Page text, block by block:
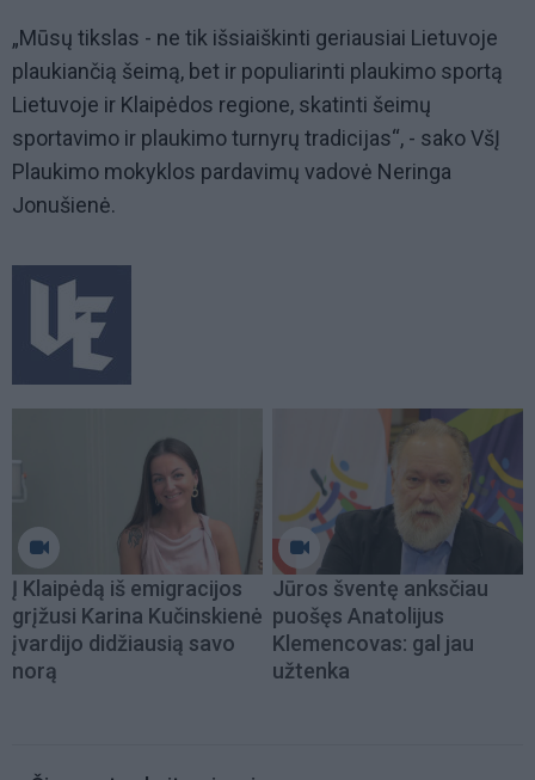
„Mūsų tikslas - ne tik išsiaiškinti geriausiai Lietuvoje
plaukiančią šeimą, bet ir populiarinti plaukimo sportą
Lietuvoje ir Klaipėdos regione, skatinti šeimų
sportavimo ir plaukimo turnyrų tradicijas“, - sako VšĮ
Plaukimo mokyklos pardavimų vadovė Neringa
Jonušienė.
Į Klaipėdą iš emigracijos
grįžusi Karina Kučinskienė
įvardijo didžiausią savo
norą
Jūros šventę anksčiau
puošęs Anatolijus
Klemencovas: gal jau
užtenka